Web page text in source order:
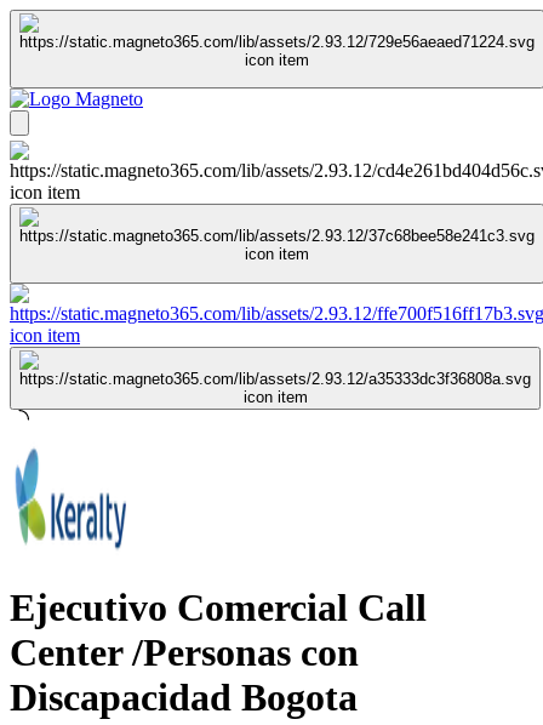
Ejecutivo Comercial Call
Center /Personas con
Discapacidad Bogota